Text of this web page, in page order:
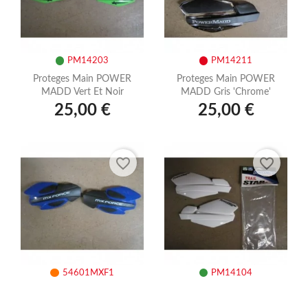
PM14203
Proteges Main POWER
MADD Vert Et Noir
25,00 €
PM14211
Proteges Main POWER
MADD Gris 'chrome'
25,00 €
54601MXF1
favorite_border
PM14104
favorite_border